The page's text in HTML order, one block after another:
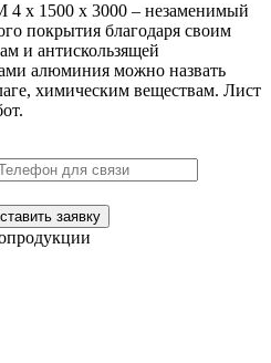
х 1500 х 3000 – незаменимый
покрытия благодаря своим
и антискользящей
алюминия можно назвать
химическим веществам. Лист